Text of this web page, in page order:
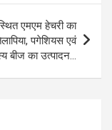
एमएम हेचरी का
पगेशियस एवं
बीज का उत्पादन…